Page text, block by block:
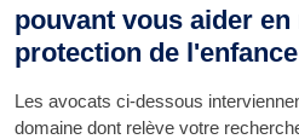
pouvant vous aider en
protection de l'enfance
Les avocats ci-dessous
domaine dont relève votre